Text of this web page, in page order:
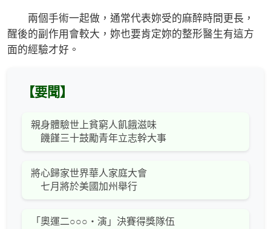
兩個手術一起做，通常代表妳受的麻醉時間更長，
醒後的副作用會較大，妳也要肯定妳的整形醫生有這方
面的經驗才好。
【要聞】
親身體驗世上貧窮人飢餓滋味
饑饉三十鼓勵青年立志幹大事
將心歸家世界華人家庭大會
七月將於美國加州舉行
「奧運二○○○‧演」決賽得獎隊伍